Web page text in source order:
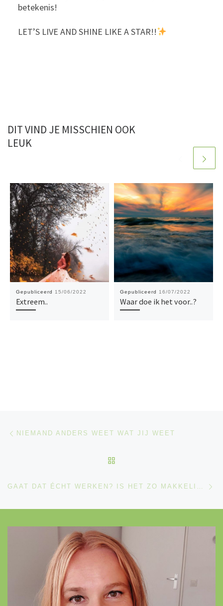
betekenis!
LET’S LIVE AND SHINE LIKE A STAR!!
DIT VIND JE MISSCHIEN OOK
LEUK
Gepubliceerd 15/06/2022
Extreem..
Gepubliceerd 16/07/2022
Waar doe ik het voor..?
Bericht navigatie
NIEMAND ANDERS WEET WAT JIJ WEET
GAAT DAT ÉCHT WERKEN? IS HET ZO MAKKELIJK?